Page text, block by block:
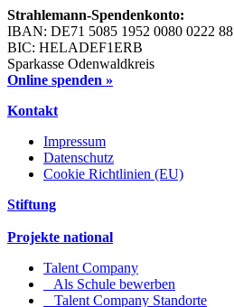
Strahlemann-Spendenkonto:
IBAN: DE71 5085 1952 0080 0222 88
BIC: HELADEF1ERB
Sparkasse Odenwaldkreis
Online spenden »
Kontakt
Impressum
Datenschutz
Cookie Richtlinien (EU)
Stiftung
Projekte national
Talent Company
Als Schule bewerben
Talent Company Standorte